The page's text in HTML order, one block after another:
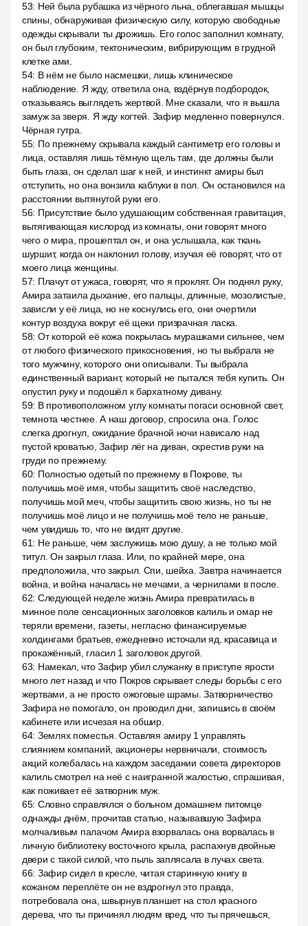
53: Ней была рубашка из чёрного льна, облегавшая мышцы
спины, обнаруживая физическую силу, которую свободные
одежды скрывали ты дрожишь. Его голос заполнил комнату,
он был глубоким, тектоническим, вибрирующим в грудной
клетке ами.
54: В нём не было насмешки, лишь клиническое
наблюдение. Я жду, ответила она, вздёрнув подбородок,
отказываясь выглядеть жертвой. Мне сказали, что я вышла
замуж за зверя. Я жду когтей. Зафир медленно повернулся.
Чёрная гутра.
55: По прежнему скрывала каждый сантиметр его головы и
лица, оставляя лишь тёмную щель там, где должны были
быть глаза, он сделал шаг к ней, и инстинкт амиры был
отступить, но она вонзила каблуки в пол. Он остановился на
расстоянии вытянутой руки его.
56: Присутствие было удушающим собственная гравитация,
вытягивающая кислород из комнаты, они говорят много
чего о мира, прошептал он, и она услышала, как ткань
шуршит, когда он наклонил голову, изучая её говорят, что от
моего лица женщины.
57: Плачут от ужаса, говорят, что я проклят. Он поднял руку,
Амира затаила дыхание, его пальцы, длинные, мозолистые,
зависли у её лица, но не коснулись его, они очертили
контур воздуха вокруг её щеки призрачная ласка.
58: От которой её кожа покрылась мурашками сильнее, чем
от любого физического прикосновения, но ты выбрала не
того мужчину, которого они описывали. Ты выбрала
единственный вариант, который не пытался тебя купить. Он
опустил руку и подошёл к бархатному дивану.
59: В противоположном углу комнаты погаси основной свет,
темнота честнее. А наш договор, спросила она. Голос
слегка дрогнул, ожидание брачной ночи нависало над
пустой кроватью, Зафир лёг на диван, скрестив руки на
груди по прежнему.
60: Полностью одетый по прежнему в Покрове, ты
получишь моё имя, чтобы защитить своё наследство,
получишь мой меч, чтобы защитить свою жизнь, но ты не
получишь моё лицо и не получишь моё тело не раньше,
чем увидишь то, что не видят другие.
61: Не раньше, чем заслужишь мою душу, а не только мой
титул. Он закрыл глаза. Или, по крайней мере, она
предположила, что закрыл. Спи, шейха. Завтра начинается
война, и война началась не мечами, а чернилами в после.
62: Следующей неделе жизнь Амира превратилась в
минное поле сенсационных заголовков калиль и омар не
теряли времени, газеты, негласно финансируемые
холдингами братьев, ежедневно источали яд, красавица и
прокажённый, гласил 1 заголовок другой.
63: Намекал, что Зафир убил служанку в приступе ярости
много лет назад и что Покров скрывает следы борьбы с его
жертвами, а не просто ожоговые шрамы. Затворничество
Зафира не помогало, он проводил дни, запишись в своём
кабинете или исчезая на обшир.
64: Землях поместья. Оставляя амиру 1 управлять
слиянием компаний, акционеры нервничали, стоимость
акций колебалась на каждом заседании совета директоров
калиль смотрел на неё с наигранной жалостью, спрашивая,
как поживает её затворник муж.
65: Словно справлялся о больном домашнем питомце
однажды днём, прочитав статью, называвшую Зафира
молчаливым палачом Амира взорвалась она ворвалась в
личную библиотеку восточного крыла, распахнув двойные
двери с такой силой, что пыль заплясала в лучах света.
66: Зафир сидел в кресле, читая старинную книгу в
кожаном переплёте он не вздрогнул это правда,
потребовала она, швырнув планшет на стол красного
дерева, что ты причинял людям вред, что ты прячешься,